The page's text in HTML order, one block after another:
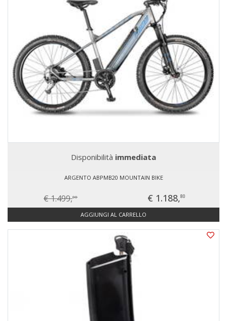
Disponibilità immediata
ARGENTO ABPMB20 MOUNTAIN BIKE
€ 1.499,00 € 1.188,80
AGGIUNGI AL CARRELLO